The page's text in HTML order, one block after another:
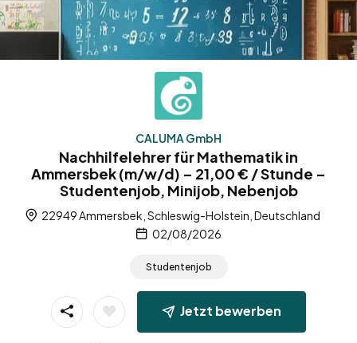
CALUMA GmbH
Nachhilfelehrer für Mathematik in
Ammersbek (m/w/d) – 21,00 € / Stunde –
Studentenjob, Minijob, Nebenjob
22949 Ammersbek, Schleswig-Holstein, Deutschland
02/08/2026
Studentenjob
Jetzt bewerben